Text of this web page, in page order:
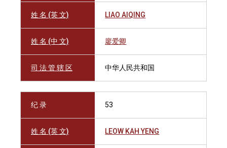
姓 名 (英 文) LIAO AIQING
姓 名 (中 文) 廖爱卿
司 法 管 辖 区 中华人民共和国
纪 录 53
姓 名 (英 文) LEOW KAH YENG